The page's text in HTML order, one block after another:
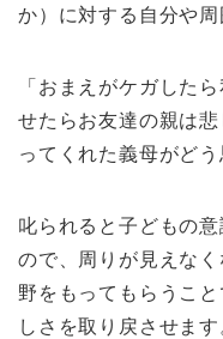
か）に対する自分や周
「おまえがケガした
せたらお友達の親は
ってくれた義母がど
叱られると子どもの
ので、周りが見えな
野をもってもらうこ
しさを取り戻させます